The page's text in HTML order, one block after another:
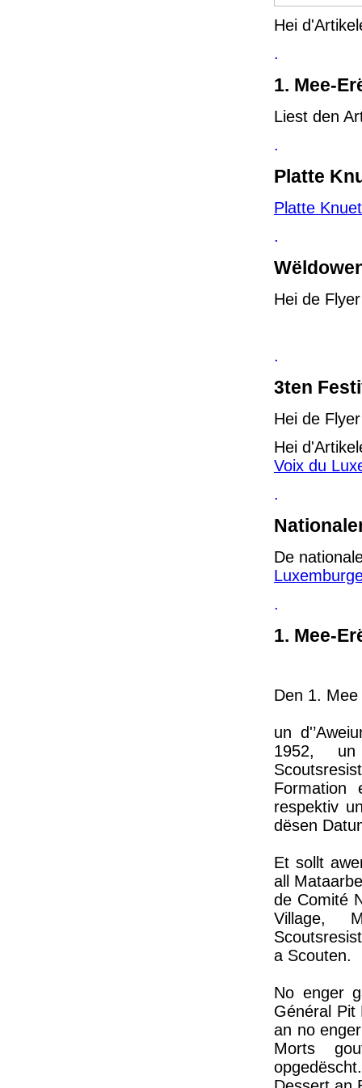
Hei
.
1. Mee-
Liest den
.
Platte
Platte
.
Hei de
.
3ten
Hei de
Hei
Voix du
.
De
.
1. Mee-
Den 1.
un
1952,
Formation
respektiv
dësen
Et sollt
all
de Comité
Village,
a Scouten.
No enger
Général Pit
an no
Morts